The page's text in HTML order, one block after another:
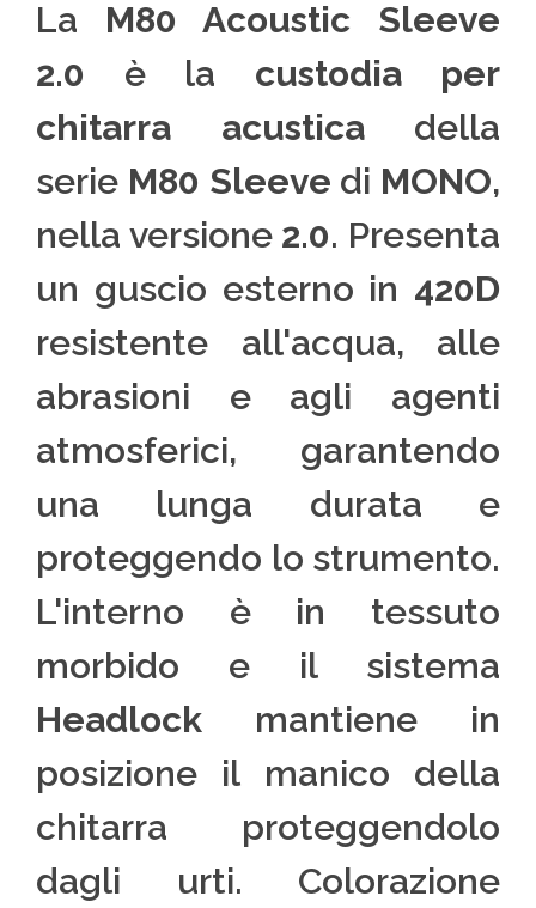
La M80 Acoustic Sleeve
2.0 è la custodia per
chitarra acusticadella
serie M80 Sleeve di MONO,
nella versione 2.0. Presenta
un guscio esterno in 420D
resistente all'acqua, alle
abrasioni e agli agenti
atmosferici, garantendo
una lunga durata e
proteggendo lo strumento.
L'interno è in tessuto
morbido e il sistema
Headlock mantiene in
posizione il manico della
chitarra proteggendolo
dagli urti. Colorazione